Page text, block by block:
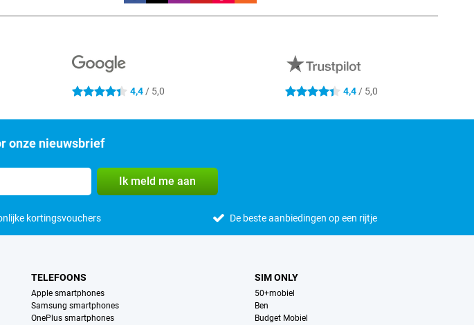
4.4 sterren 4,4 / 5,0 4.4 sterren 4,4 / 5,0
onze nieuwsbrief
Ik meld me aan
kortingsvouchers De beste aanbiedingen op een rijtje
TELEFOONS
Apple smartphones
Samsung smartphones
OnePlus smartphones
SIM ONLY
50+mobiel
Ben
Budget Mobiel